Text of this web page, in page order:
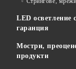
LED
гаранция
Мостри,
продукти